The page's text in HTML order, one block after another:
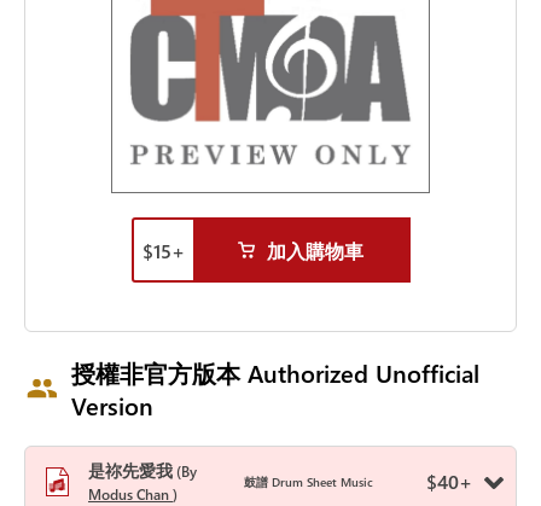
$15+ 加入購物車
授權非官方版本 Authorized Unofficial
Version
是祢先愛我 By
Modus Chan
鼓譜 Drum Sheet Music $40+